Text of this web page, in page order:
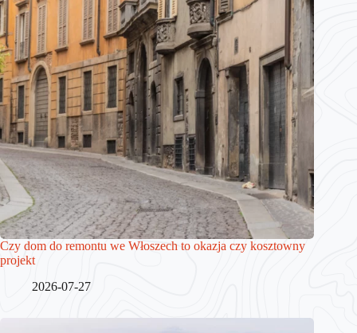
Czy dom do remontu we Włoszech to okazja czy kosztowny
projekt
2026-07-27